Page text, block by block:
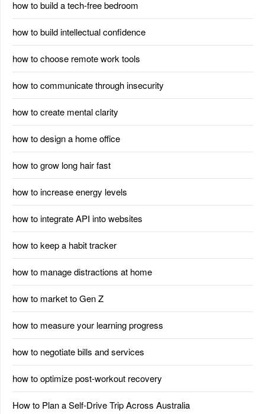
how to build a tech-free bedroom
how to build intellectual confidence
how to choose remote work tools
how to communicate through insecurity
how to create mental clarity
how to design a home office
how to grow long hair fast
how to increase energy levels
how to integrate API into websites
how to keep a habit tracker
how to manage distractions at home
how to market to Gen Z
how to measure your learning progress
how to negotiate bills and services
how to optimize post-workout recovery
How to Plan a Self-Drive Trip Across Australia